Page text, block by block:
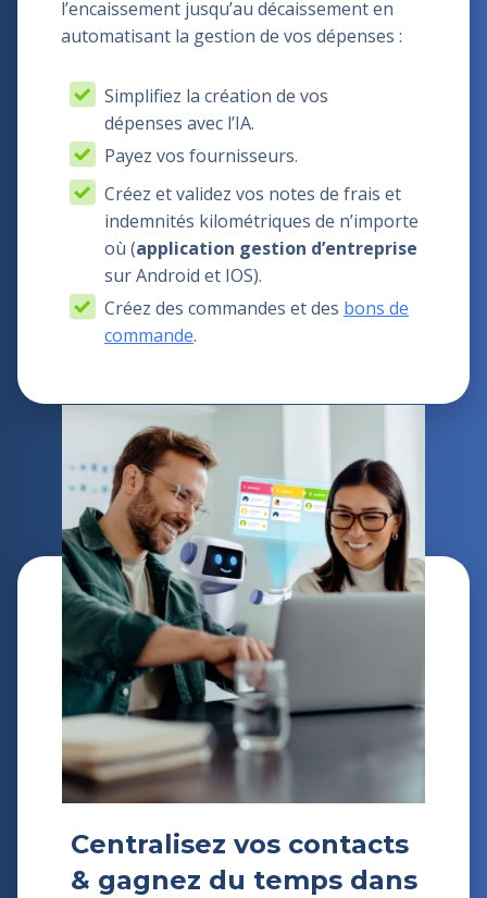
l’encaissement jusqu’au décaissement en
automatisant la gestion de vos dépenses :
Simplifiez la création de vos
dépenses avec l’IA.
Payez vos fournisseurs.
Créez et validez vos notes de frais et
indemnités kilométriques de n’importe
où (application gestion d’entreprise
sur Android et IOS).
Créez des commandes et des bons de
commande.
Centralisez vos contacts
& gagnez du temps dans